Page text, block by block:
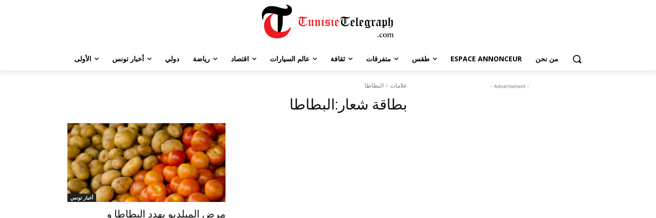
الأولى أخبار تونس دولي رياضة اقتصاد عالم السيارات ثقافة متفرقات طقس ESPACE ANNONCEUR من نحن
علامات البطاطا
بطاقة شعار:البطاطا
أخبار تونس
مرض الميلديو يهدد البطاطا و
- Advertisment -